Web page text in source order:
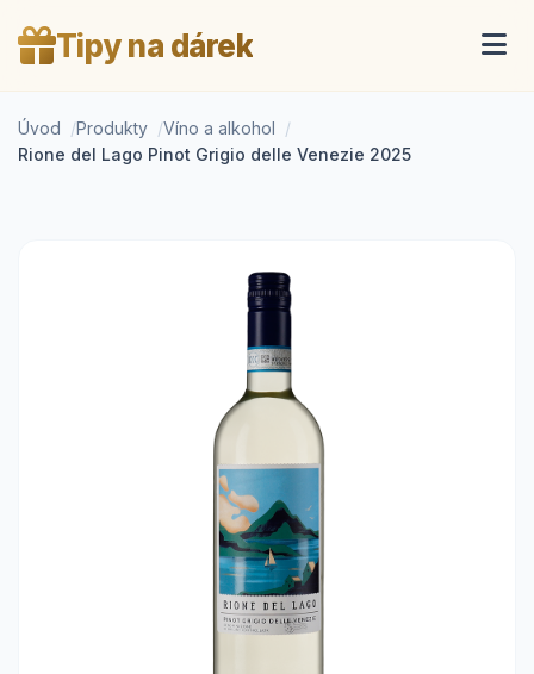
Tipy na dárek
Úvod Produkty
Víno a alkohol
Rione del Lago Pinot Grigio delle Venezie 2025